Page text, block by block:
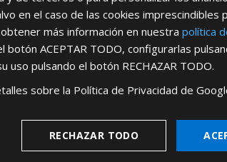
REGÍSTRATE PARA HACERTE
este formulario y nos pondremos en
en el caso de las cookies imprescindibles
más información en nuestra política
botón ACEPTAR TODO, configurarlas
uso pulsando el botón RECHAZAR TODO.
sobre la Política de Privacidad de
RECHAZAR TODO